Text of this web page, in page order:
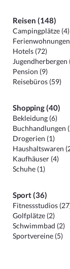
Reisen (148)
Campingplätze (4)
Hotels (72)
Jugendherbergen
Pension (9)
Reisebüros (59)
Shopping (40)
Bekleidung (6)
Buchhandlungen
Drogerien (1)
Haushaltswaren
Kaufhäuser (4)
Schuhe (1)
Sport (36)
Fitnessstudios
Golfplätze (2)
Schwimmbad (2)
Sportvereine (5)